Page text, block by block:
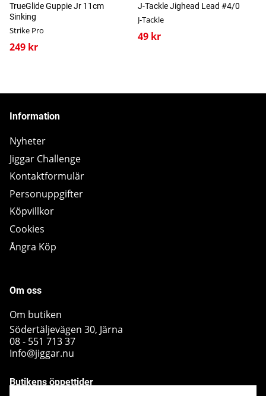
TrueGlide Guppie Jr 11cm
Sinking
Strike Pro
249 kr
J-Tackle Jighead Lead #4/0
J-Tackle
49 kr
Information
Nyheter
Jiggar Challenge
Kontaktformulär
Personuppgifter
Köpvillkor
Cookies
Ångra Köp
Om oss
Om butiken
Södertäljevägen 30, Järna
08 - 551 713 37
Info@jiggar.nu
Butikens öppettider